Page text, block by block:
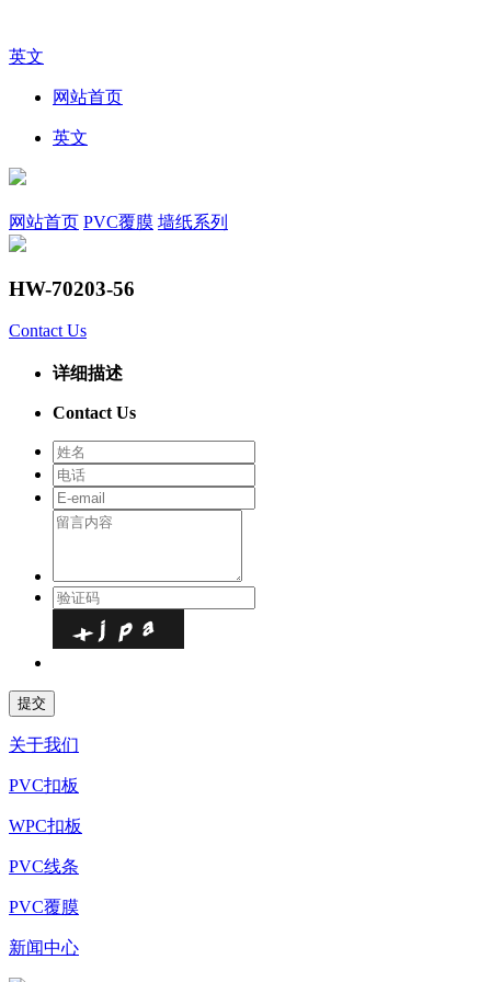
英文
网站首页
英文
网站首页 PVC覆膜 墙纸系列
HW-70203-56
Contact Us
详细描述
Contact Us
关于我们
PVC扣板
WPC扣板
PVC线条
PVC覆膜
新闻中心